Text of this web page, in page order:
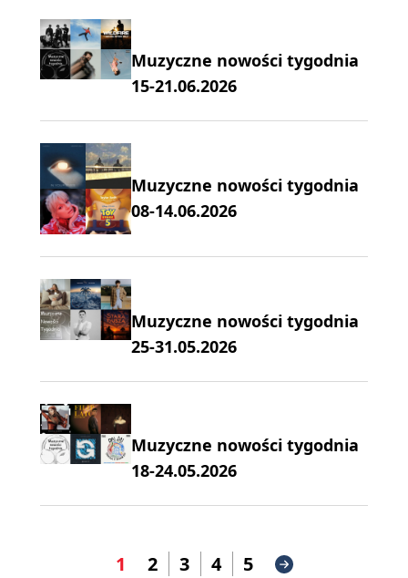
Muzyczne nowości tygodnia
15-21.06.2026
Muzyczne nowości tygodnia
08-14.06.2026
Muzyczne nowości tygodnia
25-31.05.2026
Muzyczne nowości tygodnia
18-24.05.2026
1 2 3 4 5